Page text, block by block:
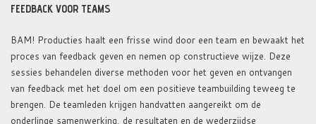
FEEDBACK VOOR TEAMS
BAM! Producties haalt een frisse wind door een team en bewaakt het
proces van feedback geven en nemen op constructieve wijze. Deze
sessies behandelen diverse methoden voor het geven en ontvangen
van feedback met het doel om een positieve teambuilding teweeg te
brengen. De teamleden krijgen handvatten aangereikt om de
onderlinge samenwerking, de resultaten en de wederzijdse